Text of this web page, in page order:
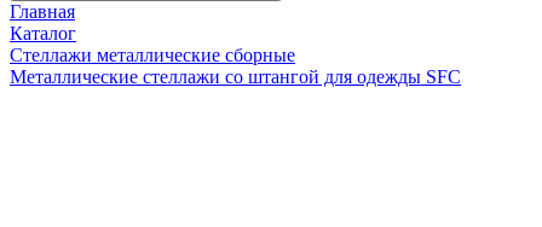
Главная
Каталог
Стеллажи металлические сборные
Металлические стеллажи со штангой для одежды SFC